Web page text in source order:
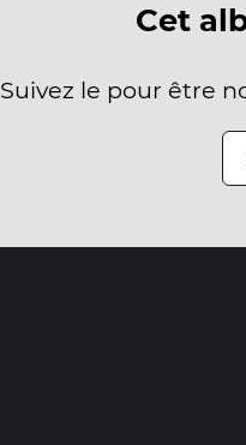
Cet
Suivez le pour être